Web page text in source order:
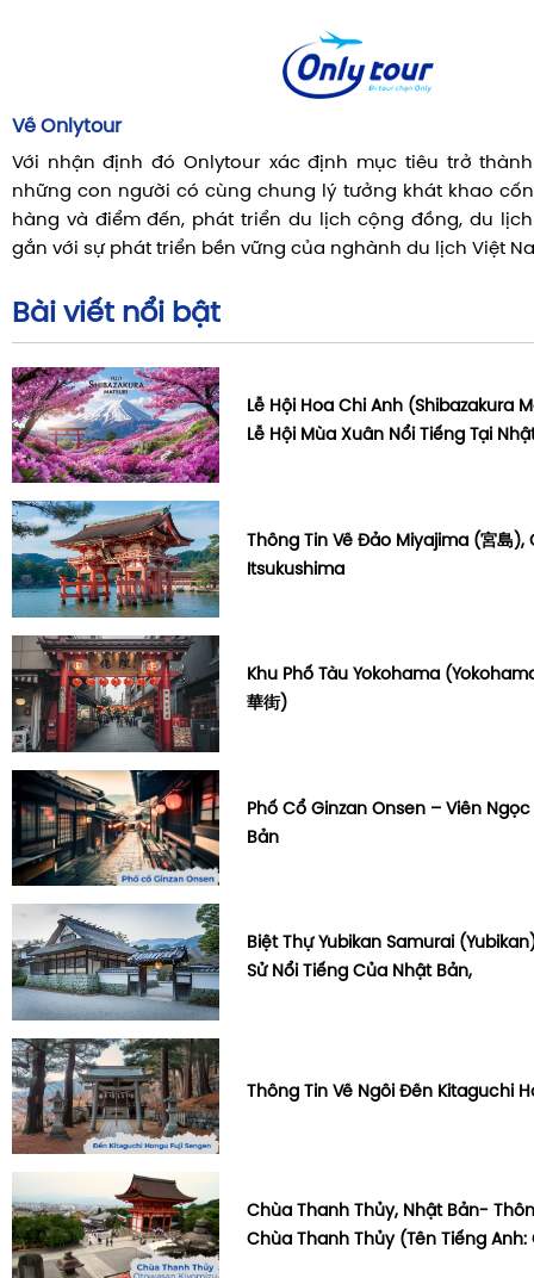
Về Onlytour
Với nhận định đó Onlytour xác định mục tiêu trở
những con người có cùng chung lý tưởng khát khao
hàng và điểm đến, phát triển du lịch cộng đồng, du
gắn với sự phát triển bền vững của nghành du lịch Việt
Bài viết nổi bật
Lễ Hội Hoa Chi Anh (Shibazakura
Lễ Hội Mùa Xuân Nổi Tiếng Tại
Thông Tin Về Đảo Miyajima (宮島),
Itsukushima
Khu Phố Tàu Yokohama
華街)
Phố Cổ Ginzan Onsen – Viên
Bản
Biệt Thự Yubikan Samurai
Sử Nổi Tiếng Của Nhật Bản,
Thông Tin Về Ngôi Đền Kitaguchi
Chùa Thanh Thủy, Nhật Bản-
Chùa Thanh Thủy (Tên Tiếng Anh: